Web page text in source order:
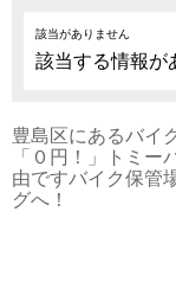
該当がありません
該当する情報が
豊島区にあるバイ
「０円！」トミー
由ですバイク保管
グへ！